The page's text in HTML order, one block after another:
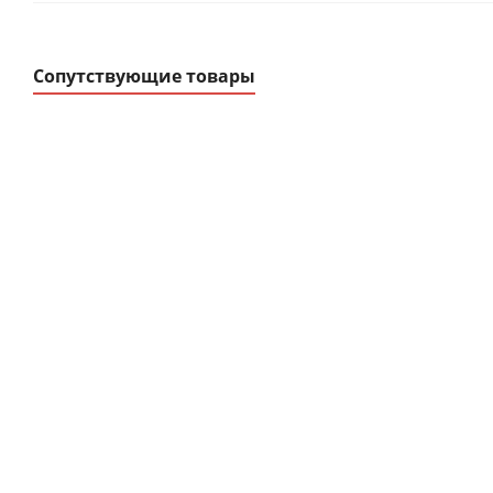
Сопутствующие товары